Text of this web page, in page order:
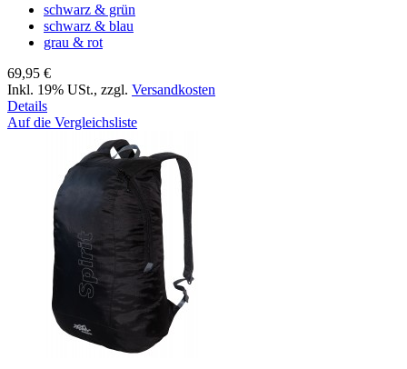
schwarz & grün
schwarz & blau
grau & rot
69,95 €
Inkl. 19% USt., zzgl. Versandkosten
Details
Auf die Vergleichsliste